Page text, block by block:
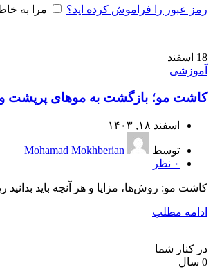
رمز عبور را فراموش کرده اید؟ مرا به
18 اسفند
آموزشی
کاشت مو؛ بازگشت به موهای پرپشت
اسفند ۱۸, ۱۴۰۳
توسط
Mohamad Mokhberian
۰ نظر
کاشت مو: روش‌ها، مزایا و هر آنچه باید
ادامه مطلب
در کنار شما
0 سال